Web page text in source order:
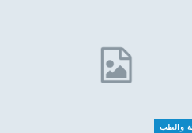
والطب